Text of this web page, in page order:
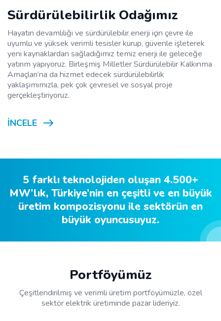
Sürdürülebilirlik Odağımız
Hayatın devamlılığı ve sürdürülebilir enerji için çevre ile
uyumlu ve yüksek verimli tesisler kurup, güvenle işleterek
yeni kaynaklardan sağladığımız temiz enerji ile geleceğe
yatırım yapıyoruz. Birleşmiş Milletler Sürdürülebilir Kalkınma
Amaçları’na da hizmet edecek sürdürülebilirlik
yaklaşımımızla, pek çok çevresel ve sosyal proje
gerçekleştiriyoruz.
İNCELE
5 farklı teknolojiden oluşan 4.500+
MW’lık, Türkiye’nin en çeşitli ve en büyük
üretim kompozisyonu ile sektörün en
büyük oyuncusuyuz.
Portföyümüz
Çeşitlendirilmiş ve verimli üretim portföyümüzle, özel
sektör elektrik üretiminde pazar lideriyiz.